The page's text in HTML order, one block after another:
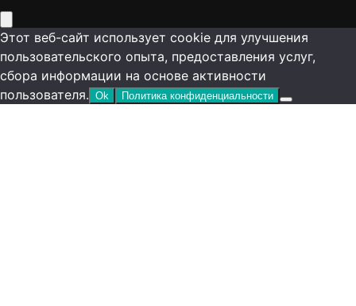
Этот веб-сайт использует cookie для улучшения
пользовательского опыта, предоставления услуг,
сбора информации на основе активности
пользователя. Ok Политика конфиденциальности